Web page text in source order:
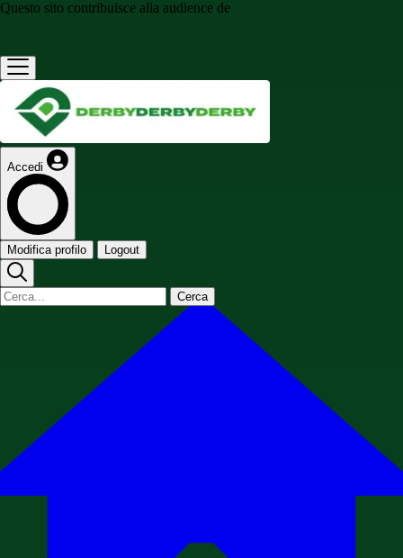
Questo sito contribuisce alla audience de
Accedi
Modifica profilo Logout
Cerca